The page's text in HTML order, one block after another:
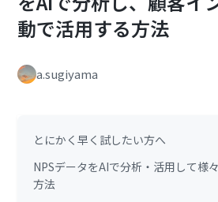
動で活用する方法
a.sugiyama
とにかく早く試したい方へ
NPSデータをAIで分析・活用して様
方法